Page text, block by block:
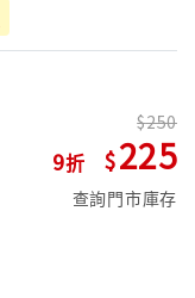
9
250
225
查詢門市庫存